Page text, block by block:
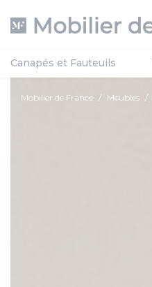
Canapés et Fauteuils
Mobilier de France Meubles